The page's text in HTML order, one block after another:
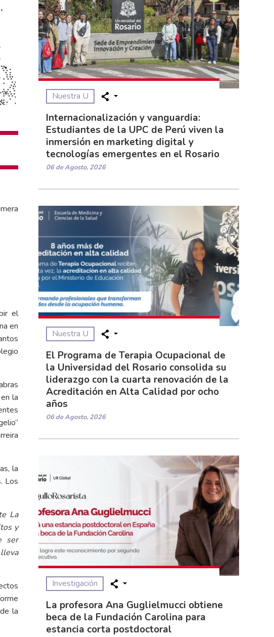
el
en
la
la
Los
La
y
ser
la
Nuestra U
Internacionalización y vanguardia:
Estudiantes de la UPC de Perú viven la
inmersión en marketing digital y
tecnologías emergentes en el Rosario
06 de Agosto, 2026
Nuestra U
El Programa de Terapia Ocupacional de
la Universidad del Rosario consolida su
liderazgo con la cuarta renovación de la
Acreditación en Alta Calidad por ocho
años
06 de Agosto, 2026
Investigación
La profesora Ana Guglielmucci obtiene
beca de la Fundación Carolina para
estancia corta postdoctoral